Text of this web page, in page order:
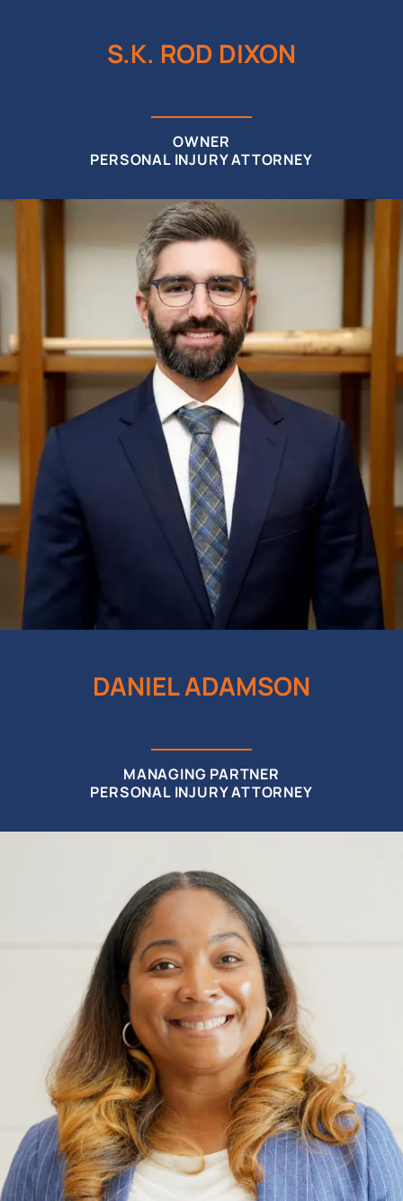
S.K. ROD DIXON
OWNER
PERSONAL INJURY ATTORNEY
Soy un abogado que representa a víctimas de
negligencia y malas prácticas. Cuando las
acciones de otra persona te causan daño físico,
emocional o mental, estoy aquí para ayudarte.
LEER MÁS
DANIEL ADAMSON
MANAGING PARTNER
PERSONAL INJURY ATTORNEY
Dixon Firm y se especializa en casos complejos
de lesiones personales/muerte por negligencia.
LEER MÁS